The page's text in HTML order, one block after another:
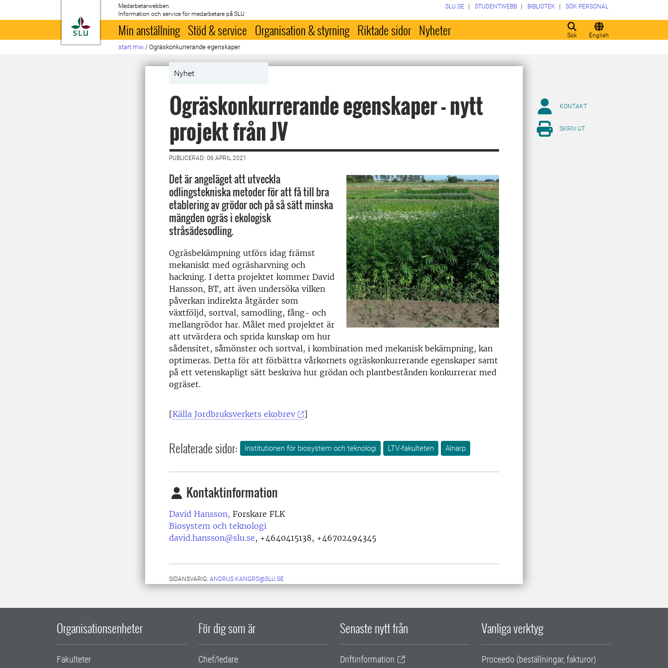
Till startsida
Medarbetarwebben
Information och service för medarbetare på SLU
Sök English
SLU.SE STUDENTWEBB BIBLIOTEK SÖK PERSONAL
Min anställning Stöd & service Organisation & styrning Riktade sidor Nyheter
start mw / Ogräskonkurrerande egenskaper
Nyhet
Ogräskonkurrerande egenskaper - nytt
projekt från JV
PUBLICERAD: 06 APRIL 2021
Det är angeläget att utveckla
odlingstekniska metoder för att få till bra
etablering av grödor och på så sätt minska
mängden ogräs i ekologisk
stråsädesodling.
Ogräsbekämpning utförs idag främst
mekaniskt med ogräsharvning och
hackning. I detta projektet kommer David
Hansson, BT, att även undersöka vilken
påverkan indirekta åtgärder som
växtföljd, sortval, samodling, fång- och
mellangrödor har. Målet med projektet är
att utvärdera och sprida kunskap om hur
sådensitet, såmönster och sortval, i kombination med mekanisk bekämpning, kan
optimeras. Detta för att förbättra vårkornets ogräskonkurrerande egenskaper samt
på ett vetenskapligt sätt beskriva hur grödan och plantbestånden konkurrerar med
ogräset.
[Källa Jordbruksverkets ekobrev ]
Relaterade sidor: Institutionen för biosystem och teknologi LTV-fakulteten Alnarp
Kontaktinformation
David Hansson, Forskare FLK
Biosystem och teknologi
david.hansson@slu.se, +4640415138, +46702494345
SIDANSVARIG: ANDRUS.KANGRO@SLU.SE
KONTAKT
SKRIV UT
Organisationsenheter
Fakulteter
För dig som är
Chef/ledare
Senaste nytt från
Driftinformation
Vanliga verktyg
Proceedo (beställningar, fakturor)